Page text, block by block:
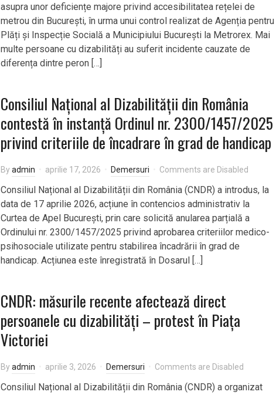
asupra unor deficiențe majore privind accesibilitatea rețelei de
metrou din București, în urma unui control realizat de Agenția pentru
Plăți și Inspecție Socială a Municipiului București la Metrorex. Mai
multe persoane cu dizabilități au suferit incidente cauzate de
diferența dintre peron […]
Consiliul Național al Dizabilității din România
contestă în instanță Ordinul nr. 2300/1457/2025
privind criteriile de încadrare în grad de handicap
Byadmin aprilie 17, 2026 Demersuri Comments are Disabled
Consiliul Național al Dizabilității din România (CNDR) a introdus, la
data de 17 aprilie 2026, acțiune în contencios administrativ la
Curtea de Apel București, prin care solicită anularea parțială a
Ordinului nr. 2300/1457/2025 privind aprobarea criteriilor medico-
psihosociale utilizate pentru stabilirea încadrării în grad de
handicap. Acțiunea este înregistrată în Dosarul […]
CNDR: măsurile recente afectează direct
persoanele cu dizabilități – protest în Piața
Victoriei
Byadmin aprilie 3, 2026 Demersuri Comments are Disabled
Consiliul Național al Dizabilității din România (CNDR) a organizat